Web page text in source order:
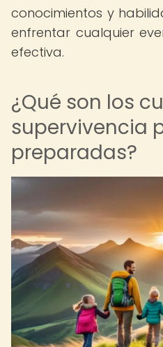
conocimientos y
enfrentar cualquier
efectiva.
¿Qué son los
supervivencia
preparadas?